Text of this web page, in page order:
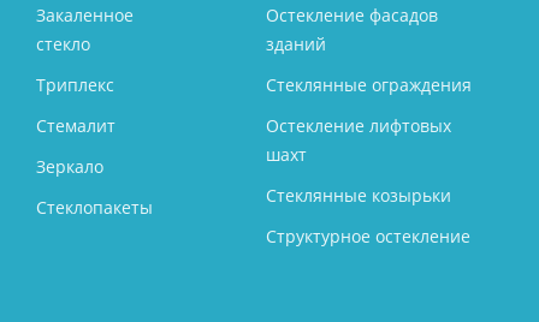
Закаленное
стекло
Триплекс
Стемалит
Зеркало
Стеклопакеты
Остекление фасадов
зданий
Стеклянные ограждения
Остекление лифтовых
шахт
Стеклянные козырьки
Структурное остекление